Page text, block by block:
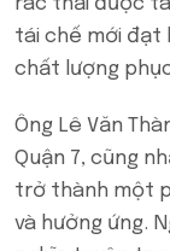
rác thải được
tái chế mới đạt
chất lượng
Ông Lê Văn
Quận 7, cũng
trở thành một
và hưởng ứng.